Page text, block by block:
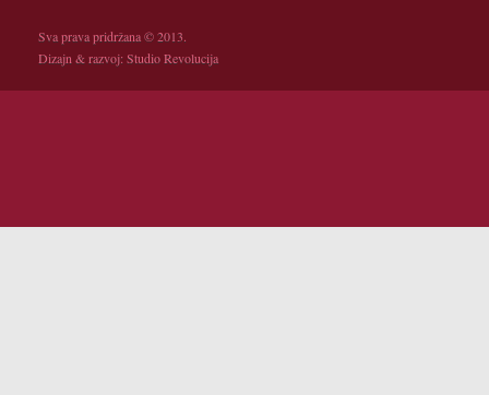
Sva prava pridržana © 2013.
Dizajn & razvoj:Studio Revolucija